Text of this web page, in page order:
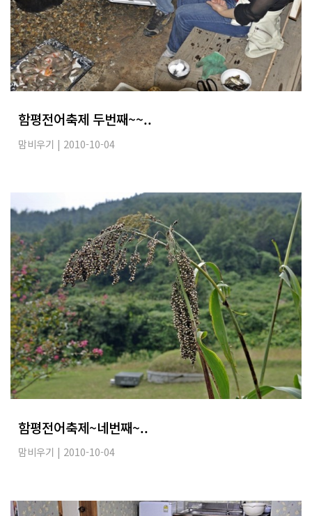
함평전어축제 두번째~~..
맘비우기 | 2010-10-04
함평전어축제~네번째~..
맘비우기 | 2010-10-04